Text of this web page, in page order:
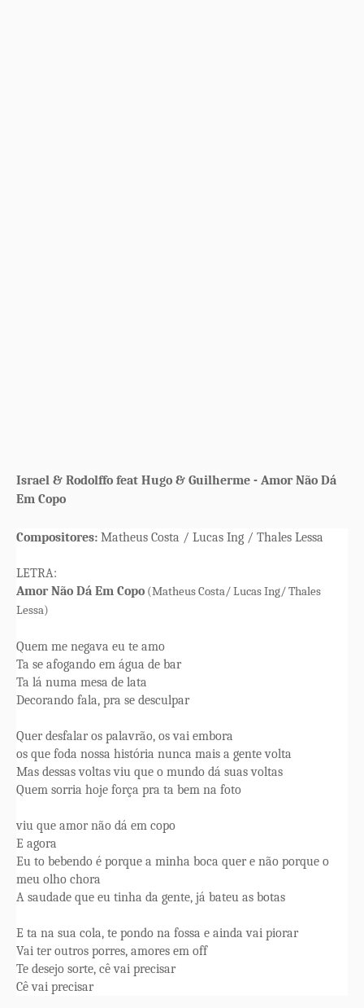
Israel & Rodolffo feat Hugo & Guilherme - Amor Não Dá
Em Copo
Compositores: Matheus Costa / Lucas Ing / Thales Lessa
LETRA:
Amor Não Dá Em Copo (Matheus Costa/ Lucas Ing/ Thales
Lessa)
Quem me negava eu te amo
Ta se afogando em água de bar
Ta lá numa mesa de lata
Decorando fala, pra se desculpar
Quer desfalar os palavrão, os vai embora
os que foda nossa história nunca mais a gente volta
Mas dessas voltas viu que o mundo dá suas voltas
Quem sorria hoje força pra ta bem na foto
viu que amor não dá em copo
E agora
Eu to bebendo é porque a minha boca quer e não porque o
meu olho chora
A saudade que eu tinha da gente, já bateu as botas
E ta na sua cola, te pondo na fossa e ainda vai piorar
Vai ter outros porres, amores em off
Te desejo sorte, cê vai precisar
Cê vai precisar